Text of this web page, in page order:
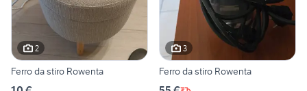
2
Ferro da stiro Rowenta
3
Ferro da stiro Rowenta